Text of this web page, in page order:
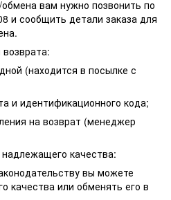
вам нужно позвонить по
и сообщить детали заказа для
(находится в посылке с
и идентификационного кода;
на возврат (менеджер
качества:
вы можете
качества или обменять его в